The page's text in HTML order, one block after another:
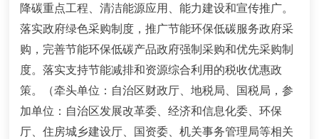
降碳重点工程、清洁能源应用、能力建设和宣传推广。
落实政府绿色采购制度，推广节能环保低碳服务政府采
购，完善节能环保低碳产品政府强制采购和优先采购制
度。落实支持节能减排和资源综合利用的税收优惠政
策。
（牵头单位：自治区财政厅、地税局、国税局，参
加单位：自治区发展改革委、经济和信息化委、环保
厅、住房城乡建设厅、国资委、机关事务管理局等相关